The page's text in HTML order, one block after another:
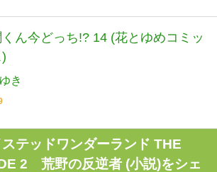
ん今どっち!? 14 (花とゆめコミッ
き
テッドワンダーランド THE
2 荒野の反逆者 (小説)をシェ